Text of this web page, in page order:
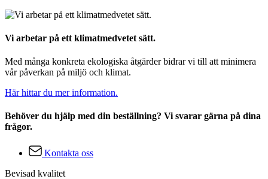
Vi arbetar på ett klimatmedvetet sätt.
Med många konkreta ekologiska åtgärder bidrar vi till att minimera
vår påverkan på miljö och klimat.
Här hittar du mer information.
Behöver du hjälp med din beställning? Vi svarar gärna på dina
frågor.
Kontakta oss
Bevisad kvalitet